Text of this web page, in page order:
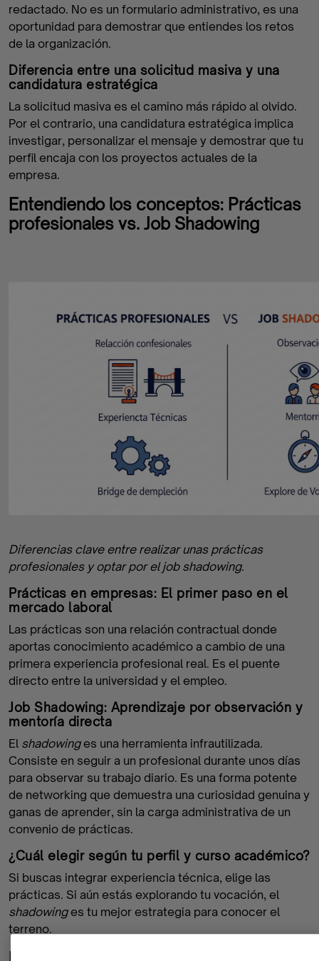
redactado. No es un formulario administrativo, es una
oportunidad para demostrar que entiendes los retos
de la organización.
Diferencia entre una solicitud masiva y una
candidatura estratégica
La solicitud masiva es el camino más rápido al olvido.
Por el contrario, una candidatura estratégica implica
investigar, personalizar el mensaje y demostrar que tu
perfil encaja con los proyectos actuales de la
empresa.
Entendiendo los conceptos: Prácticas
profesionales vs. Job Shadowing
Diferencias clave entre realizar unas prácticas
profesionales y optar por el job shadowing.
Prácticas en empresas: El primer paso en el
mercado laboral
Las prácticas son una relación contractual donde
aportas conocimiento académico a cambio de una
primera experiencia profesional real. Es el puente
directo entre la universidad y el empleo.
Job Shadowing: Aprendizaje por observación y
mentoría directa
El shadowinges una herramienta infrautilizada.
Consiste en seguir a un profesional durante unos días
para observar su trabajo diario. Es una forma potente
de networking que demuestra una curiosidad genuina y
ganas de aprender, sin la carga administrativa de un
convenio de prácticas.
¿Cuál elegir según tu perfil y curso académico?
Si buscas integrar experiencia técnica, elige las
prácticas. Si aún estás explorando tu vocación, el
shadowinges tu mejor estrategia para conocer el
terreno.